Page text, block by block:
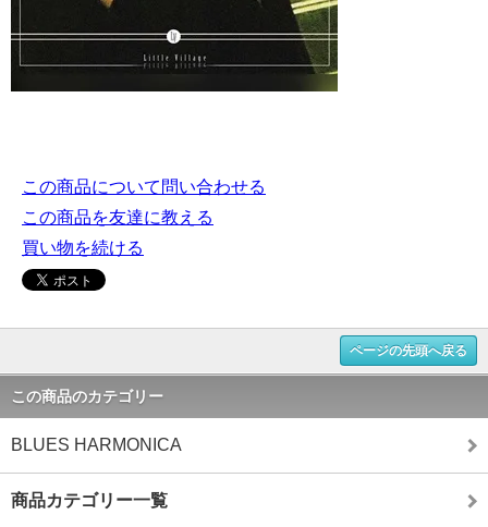
この商品について問い合わせる
この商品を友達に教える
買い物を続ける
ページの先頭へ戻る
この商品のカテゴリー
BLUES HARMONICA
商品カテゴリー一覧